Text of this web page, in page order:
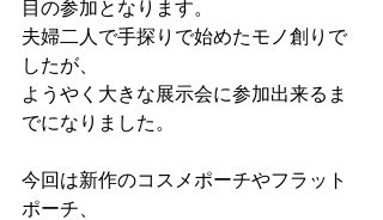
目の参加となります。
夫婦二人で手探りで始めたモノ創りで
したが、
ようやく大きな展示会に参加出来るま
でになりました。
今回は新作のコスメポーチやフラット
ポーチ、